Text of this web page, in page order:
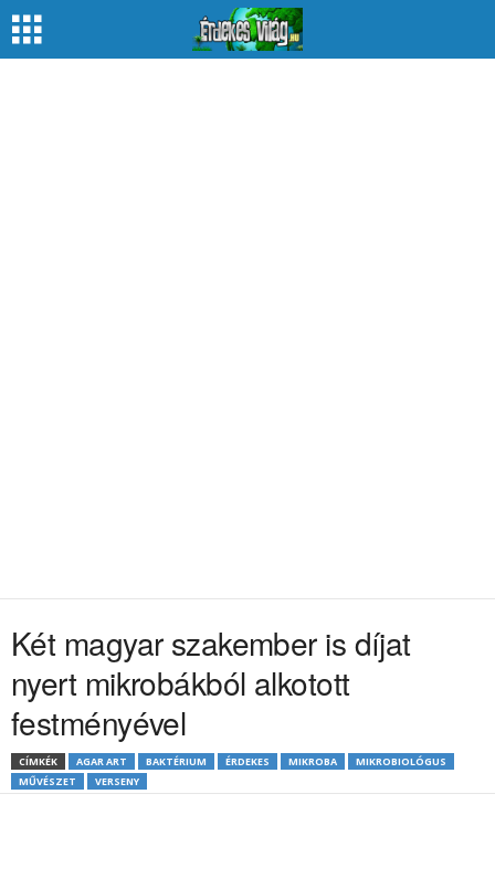
Két magyar szakember is díjat
nyert mikrobákból alkotott
festményével
CÍMKÉK AGAR ART BAKTÉRIUM ÉRDEKES MIKROBA
MIKROBIOLÓGUS
MŰVÉSZET
VERSENY